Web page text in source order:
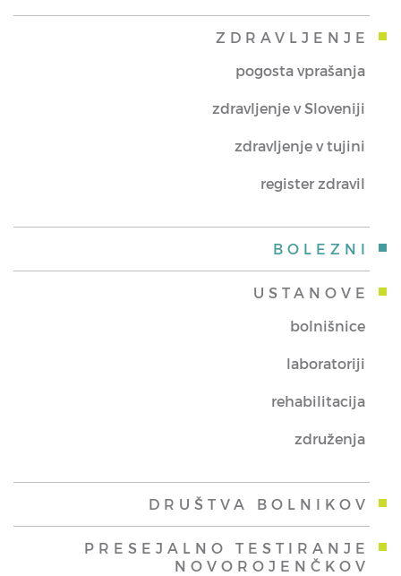
ZDRAVLJENJE
pogosta vprašanja
zdravljenje v Sloveniji
zdravljenje v tujini
register zdravil
BOLEZNI
USTANOVE
bolnišnice
laboratoriji
rehabilitacija
združenja
DRUŠTVA BOLNIKOV
PRESEJALNO TESTIRANJE
NOVOROJENČKOV